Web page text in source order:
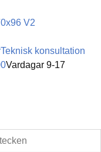
Teknisk konsultation
Vardagar 9-17